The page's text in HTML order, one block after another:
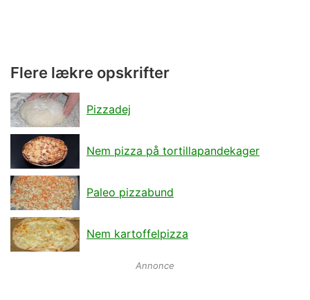
Flere lækre opskrifter
Pizzadej
Nem pizza på tortillapandekager
Paleo pizzabund
Nem kartoffelpizza
Annonce